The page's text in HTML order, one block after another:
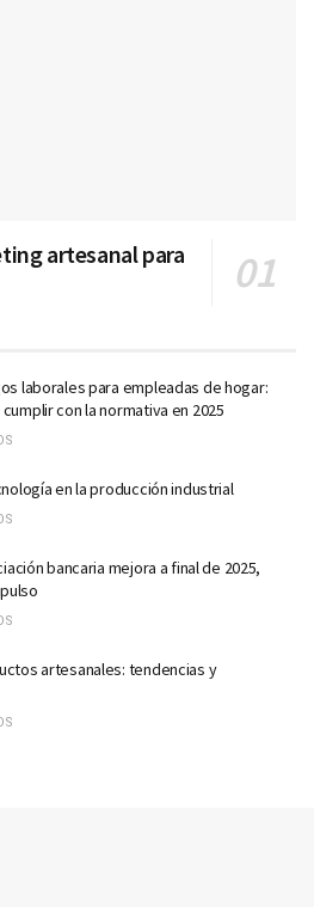
artesanal para
laborales para empleadas de hogar:
con la normativa en 2025
en la producción industrial
bancaria mejora a final de 2025,
artesanales: tendencias y